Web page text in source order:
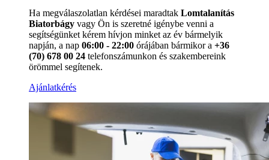
Ha megválaszolatlan kérdései maradtak Lomtalanítás
Biatorbágy vagy Ön is szeretné igénybe venni a
segítségünket kérem hívjon minket az év bármelyik
napján, a nap 06:00 - 22:00 órájában bármikor a +36
(70) 678 00 24 telefonszámunkon és szakembereink
örömmel segítenek.
Ajánlatkérés